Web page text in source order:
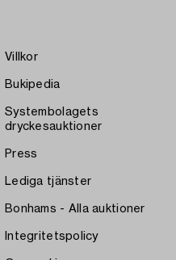
Villkor
Bukipedia
Systembolagets
dryckesauktioner
Press
Lediga tjänster
Bonhams - Alla auktioner
Integritetspolicy